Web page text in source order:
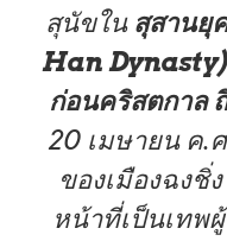
สุนัขใน สุสานยุ
Han Dynasty)
ก่อนคริสตกาล
20 เมษายน ค.
ของเมืองฉงชิ่ง
หน้าที่เป็นเทพ